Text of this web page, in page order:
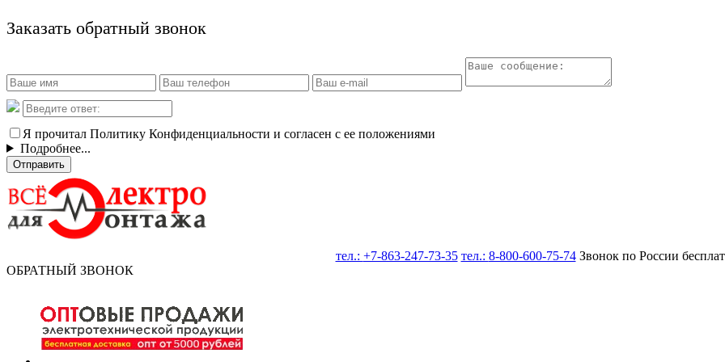
Заказать обратный звонок
Я прочитал Политику Конфиденциальности и согласен с ее положениями
Подробнее...
Отправить
тел.: +7-863-247-73-35 тел.: 8-800-600-75-74Звонок по России
ОБРАТНЫЙ ЗВОНОК